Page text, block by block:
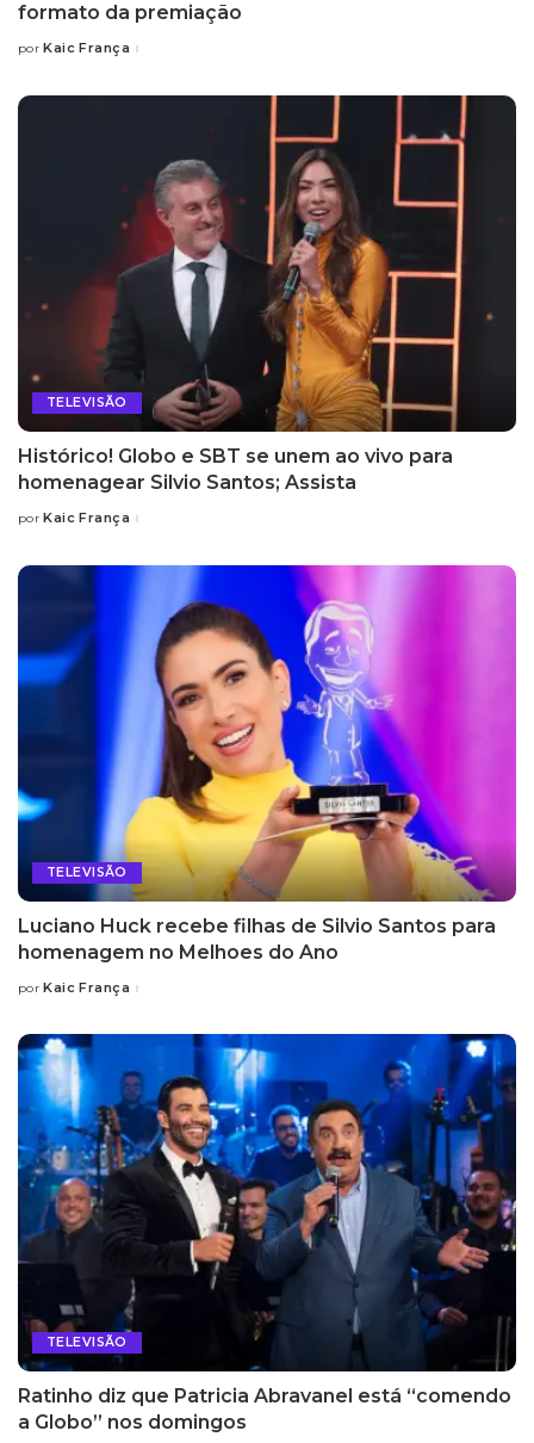
formato da premiação
Posted
por Kaic França
TELEVISÃO
Histórico! Globo e SBT se unem ao vivo para
homenagear Silvio Santos; Assista
Posted
por Kaic França
TELEVISÃO
Luciano Huck recebe filhas de Silvio Santos para
homenagem no Melhoes do Ano
Posted
por Kaic França
TELEVISÃO
Ratinho diz que Patricia Abravanel está “comendo
a Globo” nos domingos